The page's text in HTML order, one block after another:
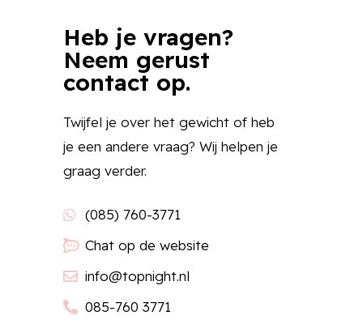
Heb je vragen?
Neem gerust
contact op.
Twijfel je over het gewicht of heb
je een andere vraag? Wij helpen je
graag verder.
(085) 760-3771
Chat op de website
info@topnight.nl
085-760 3771